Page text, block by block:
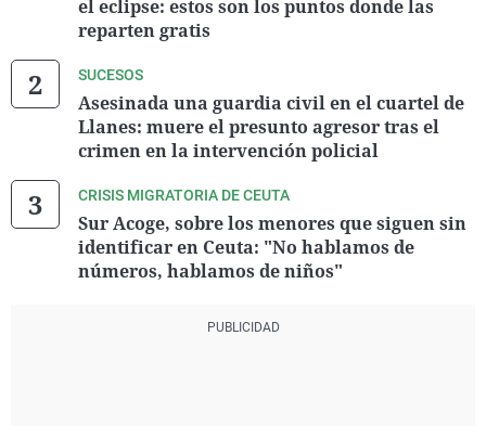
el eclipse: estos son los puntos donde las
reparten gratis
SUCESOS
Asesinada una guardia civil en el cuartel de
Llanes: muere el presunto agresor tras el
crimen en la intervención policial
CRISIS MIGRATORIA DE CEUTA
Sur Acoge, sobre los menores que siguen sin
identificar en Ceuta: "No hablamos de
números, hablamos de niños"